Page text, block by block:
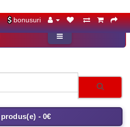
bonusuri
- 0€